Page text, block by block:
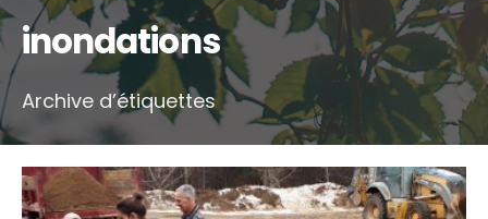
inondations
Archive d’étiquettes